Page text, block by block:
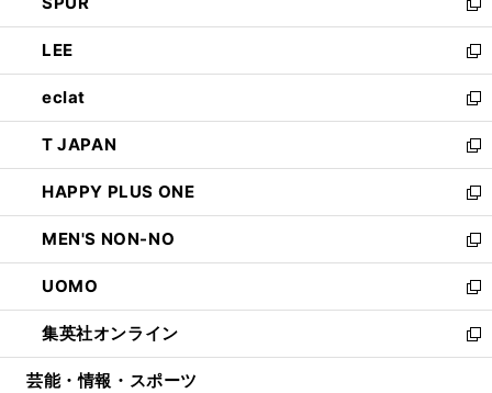
開
く
ド
ウ
で
開
く
ィ
ン
ド
ウ
で
開
く
い
ウ
ィ
ン
ド
ウ
で
開
く
新
し
い
ウ
ィ
ン
ド
ウ
で
開
く
LEE
新
し
い
ウ
ィ
ン
ド
ウ
で
開
く
eclat
新
し
い
ウ
ィ
ン
ド
ウ
で
開
く
T JAPAN
新
し
い
ウ
ィ
ン
ド
ウ
で
開
HAPPY PLUS ONE
新
し
い
ウ
ィ
ン
ド
ウ
MEN'S NON-NO
新
し
い
ウ
ィ
ン
UOMO
新
し
い
ウ
集英社オンライン
新
し
芸能・情報・スポーツ